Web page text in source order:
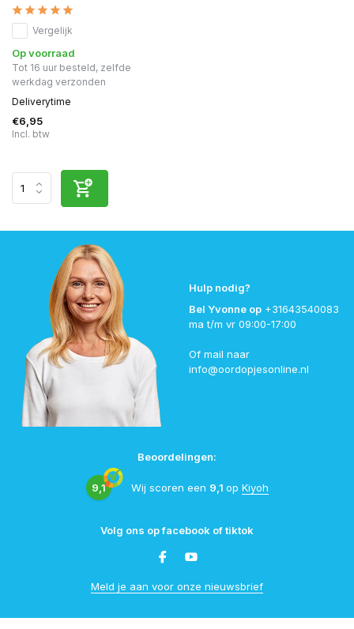
Vergelijk
Op voorraad
Tot 16 uur besteld, zelfde
werkdag verzonden
Deliverytime
€6,95
Incl. btw
Hulp nodig?
Bel Yvonne op +31643540083
ma t/m vr 09:00-17:00
Of mail naar
info@oordopjesonline.nl
Beoordelingen:
9,1 Wij scoren een 9,1 op Kiyoh
Volg ons op facebook of tiktok
Meld je aan voor onze nieuwsbrief